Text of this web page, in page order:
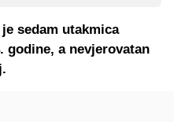
sedam utakmica
godine, a nevjerovatan